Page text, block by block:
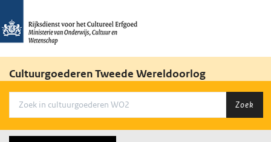
Cultuurgoederen Tweede Wereldoorlog
Zoek